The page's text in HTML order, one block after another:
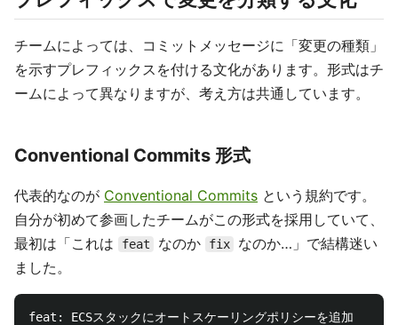
チームによっては、コミットメッセージに「変更の種類」
を示すプレフィックスを付ける文化があります。形式はチ
ームによって異なりますが、考え方は共通しています。
Conventional Commits 形式
代表的なのが Conventional Commits という規約です。
自分が初めて参画したチームがこの形式を採用していて、
最初は「これは
feat なのか fix
なのか…」で結構迷い
ました。
feat: ECSスタックにオートスケーリングポリシーを追加